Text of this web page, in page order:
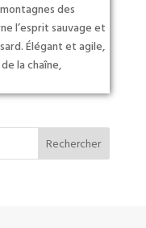
des
l’esprit sauvage et
Élégant et agile,
la chaîne,
Rechercher